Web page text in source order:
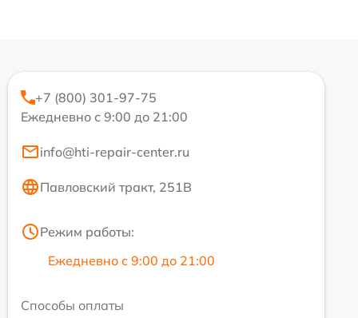
+7 (800) 301-97-75
Ежедневно с 9:00 до 21:00
info@hti-repair-center.ru
Павловский тракт, 251В
Режим работы:
Ежедневно с 9:00 до 21:00
Способы оплаты